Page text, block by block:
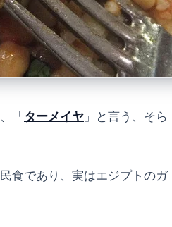
「 ターメイヤ 」と言う、そら
食であり、実はエジプトのガ